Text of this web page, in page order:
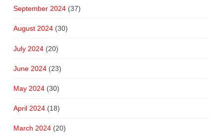
September 2024(37)
August 2024(30)
July 2024(20)
June 2024(23)
May 2024(30)
April 2024(18)
March 2024(20)